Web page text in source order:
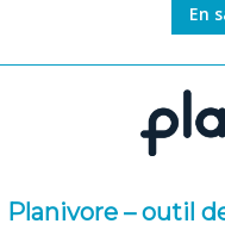
En
Planivore – outil